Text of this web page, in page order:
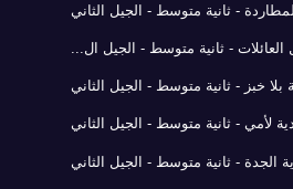
- ثانية متوسط - الجيل الثاني
- ثانية متوسط - الجيل ال...
خبز - ثانية متوسط - الجيل الثاني
لأمي - ثانية متوسط - الجيل الثاني
الجدة - ثانية متوسط - الجيل الثاني